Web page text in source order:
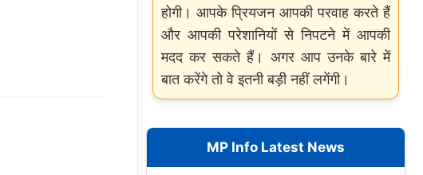
होगी। आपके प्रियजन आपकी परवाह करते हैं
और आपकी परेशानियों से निपटने में आपकी
मदद कर सकते हैं। अगर आप उनके बारे में
बात करेंगे तो वे इतनी बड़ी नहीं लगेंगी।
MP Info Latest News